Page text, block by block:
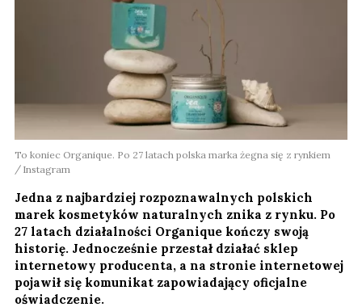
To koniec Organique. Po 27 latach polska marka żegna się z rynkiem
Instagram
Jedna z najbardziej rozpoznawalnych polskich
marek kosmetyków naturalnych znika z rynku. Po
27 latach działalności Organique kończy swoją
historię. Jednocześnie przestał działać sklep
internetowy producenta, a na stronie internetowej
pojawił się komunikat zapowiadający oficjalne
oświadczenie.